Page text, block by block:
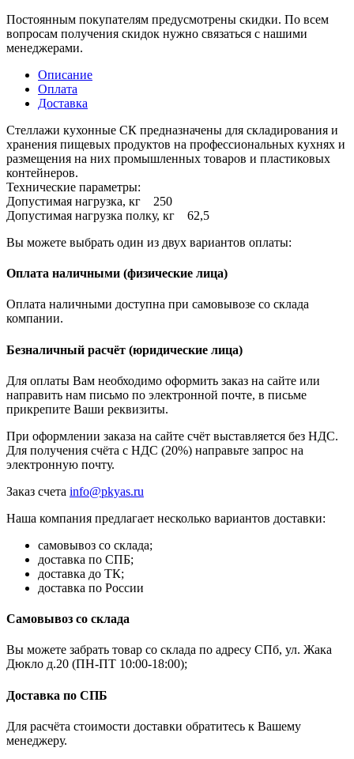
Постоянным покупателям предусмотрены скидки. По всем
вопросам получения скидок нужно связаться с нашими
менеджерами.
Описание
Оплата
Доставка
Стеллажи кухонные СК предназначены для складирования и
хранения пищевых продуктов на профессиональных кухнях и
размещения на них промышленных товаров и пластиковых
контейнеров.
Технические параметры:
Допустимая нагрузка, кг 250
Допустимая нагрузка полку, кг 62,5
Вы можете выбрать один из двух вариантов оплаты:
Оплата наличными (физические лица)
Оплата наличными доступна при самовывозе со склада
компании.
Безналичный расчёт (юридические лица)
Для оплаты Вам необходимо оформить заказ на сайте или
направить нам письмо по электронной почте, в письме
прикрепите Ваши реквизиты.
При оформлении заказа на сайте счёт выставляется без НДС.
Для получения счёта с НДС (20%) направьте запрос на
электронную почту.
Заказ счета info@pkyas.ru
Наша компания предлагает несколько вариантов доставки:
самовывоз со склада;
доставка по СПБ;
доставка до ТК;
доставка по России
Самовывоз со склада
Вы можете забрать товар со склада по адресу СПб, ул. Жака
Дюкло д.20 (ПН-ПТ 10:00-18:00);
Доставка по СПБ
Для расчёта стоимости доставки обратитесь к Вашему
менеджеру.